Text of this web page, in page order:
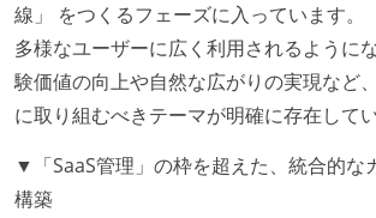
線」 をつくるフェーズに入っています。
多様なユーザーに広く利用されるように
験価値の向上や自然な広がりの実現など
に取り組むべきテーマが明確に存在してい
▼「SaaS管理」の枠を超えた、統合的な
構築